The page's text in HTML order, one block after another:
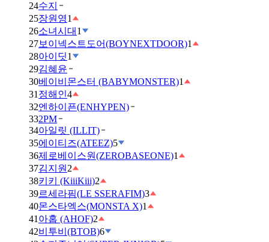
24수지
25장원영1
26소녀시대 1
27보이넥스트도어(BOYNEXTDOOR)1
28아이딧1
29김혜윤
30베이비몬스터 (BABYMONSTER)1
31 정해인4
32엔하이픈(ENHYPEN)
332PM
34아일릿 (ILLIT)
35에이티즈(ATEEZ)5
36제로베이스원(ZEROBASEONE)1
37김지원 2
38키키 (KiiiKiii)2
39르세라핌(LE SSERAFIM)3
40몬스타엑스(MONSTA X)1
41 아홉 (AHOF)2
42비투비(BTOB)6